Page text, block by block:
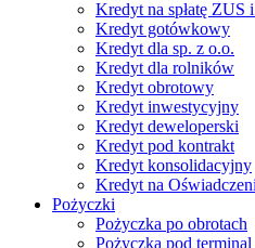
Kredyt na spłatę ZUS
Kredyt gotówkowy
Kredyt dla sp. z o.o.
Kredyt dla rolników
Kredyt obrotowy
Kredyt inwestycyjny
Kredyt deweloperski
Kredyt pod kontrakt
Kredyt konsolidacyjny
Kredyt na
Pożyczki
Pożyczka po obrotach
Pożyczka pod terminal